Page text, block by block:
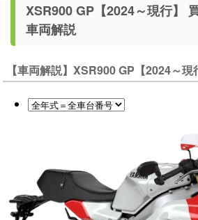
XSR900 GP【2024～現行】
車両解説
【車両解説】XSR900 GP【2024～現